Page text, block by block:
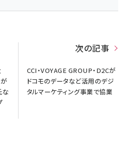
な
次の記事
CCI・VOYAGE GROUP・D2Cが
ドコモのデータなど活用のデジ
タルマーケティング事業で協業